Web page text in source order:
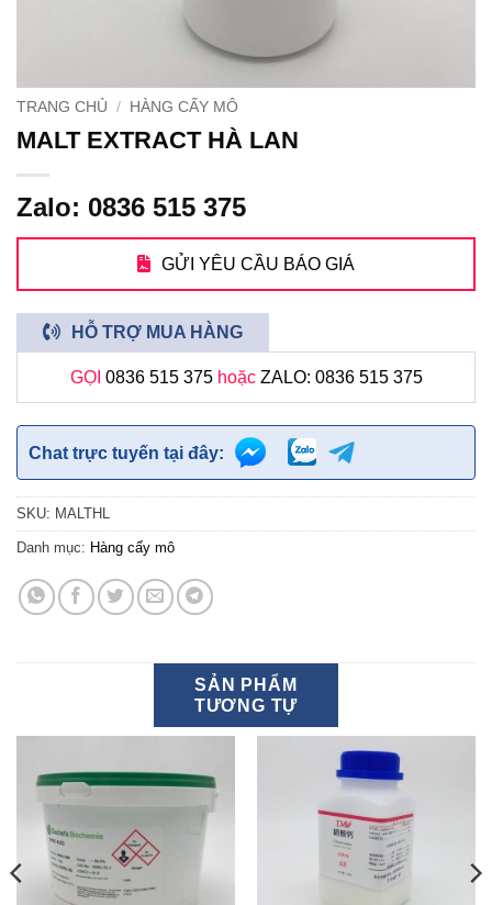
TRANG CHỦ / HÀNG CẤY MÔ
MALT EXTRACT HÀ LAN
Zalo: 0836 515 375
GỬI YÊU CẦU BÁO GIÁ
HỖ TRỢ MUA HÀNG
GỌI 0836 515 375hoặc ZALO: 0836 515 375
Chat trực tuyến tại đây:
SKU: MALTHL
Danh mục: Hàng cấy mô
SẢN PHẨM
TƯƠNG TỰ